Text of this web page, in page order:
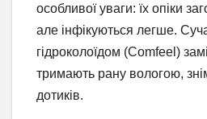
особливої уваги: їх опіки
але інфікуються легше.
гідроколоїдом (Comfeel)
тримають рану вологою,
дотиків.